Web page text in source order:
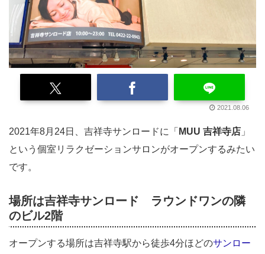
2021.08.06
2021年8月24日、吉祥寺サンロードに「 MUU 吉祥寺店 」
という個室リラクゼーションサロンがオープンするみたい
です。
場所は吉祥寺サンロード ラウンドワンの隣
のビル2階
オープンする場所は吉祥寺駅から徒歩4分ほどのサンロー